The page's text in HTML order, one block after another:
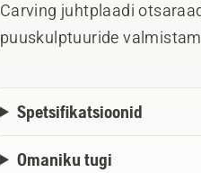
Carving juhtplaadi
puuskulptuuride
Spetsifikatsioonid
Omaniku tugi